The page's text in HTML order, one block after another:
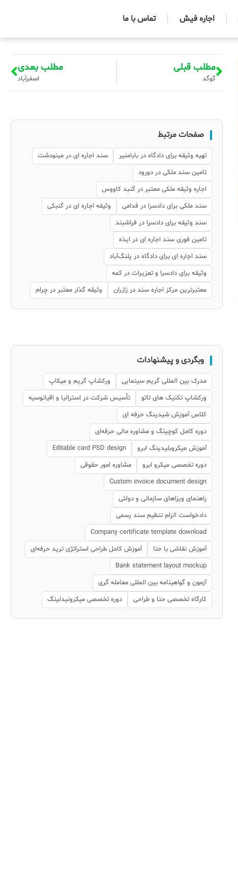
اجاره فیش تماس با ما
مطلب قبلی
گوگد
مطلب بعدی
اصغرآباد
صفحات مرتبط
تهیه وثیقه برای دادگاه در بابامنیر
سند اجاره ای در مینودشت
تامین سند ملکی در دورود
اجاره وثیقه ملکی معتبر در گنبد کاووس
سند ملکی برای دادسرا در فدامی
وثیقه اجاره ای در گنبکی
سند وثیقه برای دادسرا در فراشبند
تامین فوری سند اجاره ای در ایذه
سند اجاره ای برای دادگاه در پلنگ‌آباد
وثیقه برای دادسرا و تعزیرات در کمه
معتبرترین مرکز اجاره سند در زازران
وثیقه گذار معتبر در چرام
وبگردی و پیشنهادات
مدرک بین المللی گریم سینمایی
ورکشاپ گریم و میکاپ
ورکشاپ تکنیک های تاتو
تأسیس شرکت در استرالیا و اقیانوسیه
کلاس آموزش شیدینگ حرفه ای
دوره کامل کوچینگ و مشاوره مالی حرفه‌ای
آموزش میکروبلیدینگ ابرو
Editable card PSD design
دوره تخصصی میکرو ابرو
مشاوره امور حقوقی
Custom invoice document design
راهنمای ویزاهای سازمانی و دولتی
دادخواست الزام تنظیم سند رسمی
Company certificate template download
آموزش نقاشی با حنا
آموزش کامل طراحی استراتژی ترید حرفه‌ای
Bank statement layout mockup
آزمون و گواهینامه بین المللی معامله گری
کارگاه تخصصی حنا و طراحی
دوره تخصصی میکرونیدلینگ